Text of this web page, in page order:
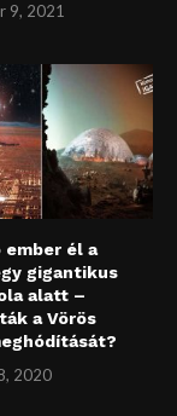
9, 2021
ember él a
gigantikus
alatt –
a Vörös
2020